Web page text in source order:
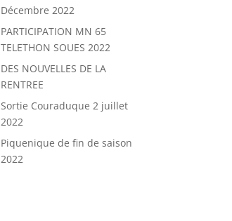
Décembre 2022
PARTICIPATION MN 65
TELETHON SOUES 2022
DES NOUVELLES DE LA
RENTREE
Sortie Couraduque 2 juillet
2022
Piquenique de fin de saison
2022